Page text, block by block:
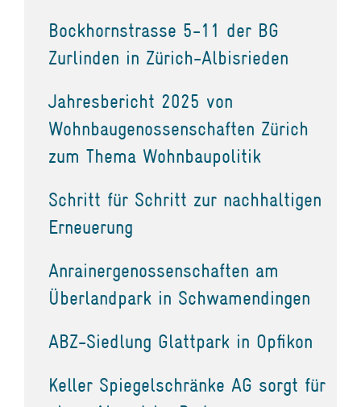
Bockhornstrasse 5-11 der BG
Zurlinden in Zürich-Albisrieden
Jahresbericht 2025 von
Wohnbaugenossenschaften Zürich
zum Thema Wohnbaupolitik
Schritt für Schritt zur nachhaltigen
Erneuerung
Anrainergenossenschaften am
Überlandpark in Schwamendingen
ABZ-Siedlung Glattpark in Opfikon
Keller Spiegelschränke AG sorgt für